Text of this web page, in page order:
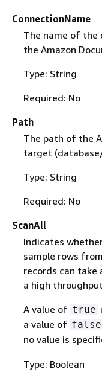
ConnectionName
The name of the
the Amazon
Type: String
Required: No
Path
The path of the
target
Type: String
Required: No
ScanAll
Indicates
sample rows
records can take
a high
A value of true
a value of false
no value is
Type: Boolean